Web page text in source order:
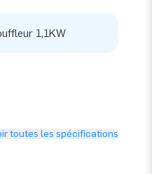
1,1KW
toutes les spécifications